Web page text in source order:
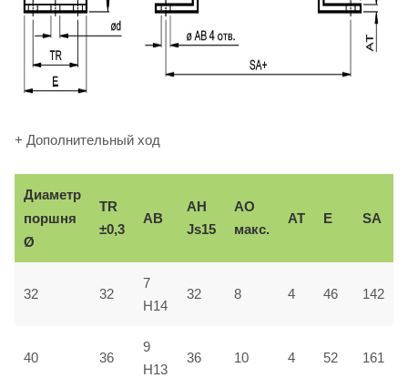
+ Дополнительный ход
Диаметр
поршня
Ø
TR
±0,3
AB
AH
Js15
AO
макс.
AT E SA
32 32
7
H14
32 8 4 46 142
40 36
9
H13
36 10 4 52 161